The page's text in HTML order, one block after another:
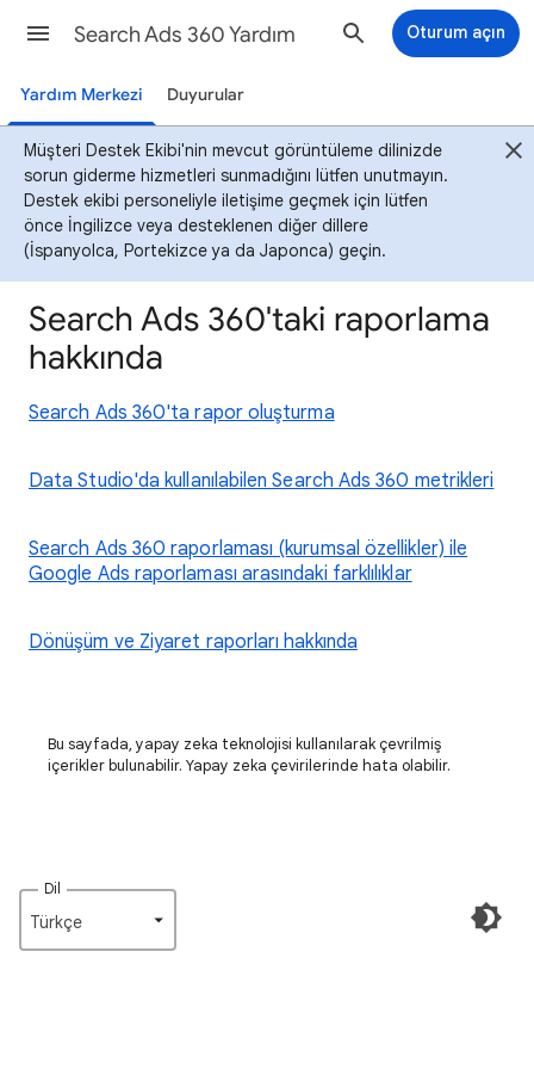
Search Ads 360 Yardım Oturum açın
Yardım Merkezi Duyurular
Müşteri Destek Ekibi'nin mevcut görüntüleme dilinizde
sorun giderme hizmetleri sunmadığını lütfen unutmayın.
Destek ekibi personeliyle iletişime geçmek için lütfen
önce İngilizce veya desteklenen diğer dillere
(İspanyolca, Portekizce ya da Japonca) geçin.
Search Ads 360'taki raporlama
hakkında
Search Ads 360'ta rapor oluşturma
Data Studio'da kullanılabilen Search Ads 360 metrikleri
Search Ads 360 raporlaması (kurumsal özellikler) ile
Google Ads raporlaması arasındaki farklılıklar
Dönüşüm ve Ziyaret raporları hakkında
Bu sayfada, yapay zeka teknolojisi kullanılarak çevrilmiş
içerikler bulunabilir. Yapay zeka çevirilerinde hata olabilir.
Dil
Türkçe‎